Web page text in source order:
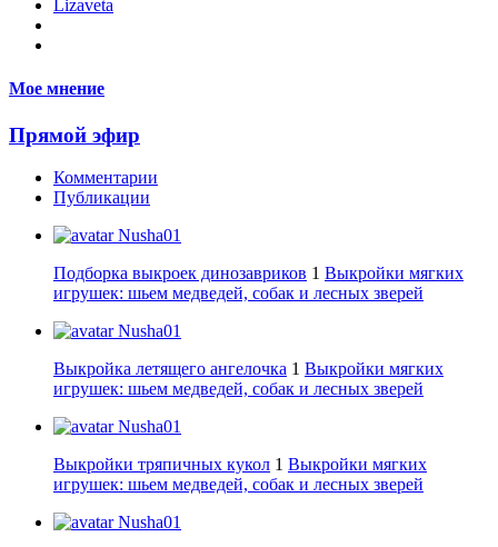
Lizaveta
Мое мнение
Прямой эфир
Комментарии
Публикации
Nusha01
Подборка выкроек динозавриков 1 Выкройки мягких
игрушек: шьем медведей, собак и лесных зверей
Nusha01
Выкройка летящего ангелочка 1 Выкройки мягких
игрушек: шьем медведей, собак и лесных зверей
Nusha01
Выкройки тряпичных кукол 1 Выкройки мягких
игрушек: шьем медведей, собак и лесных зверей
Nusha01